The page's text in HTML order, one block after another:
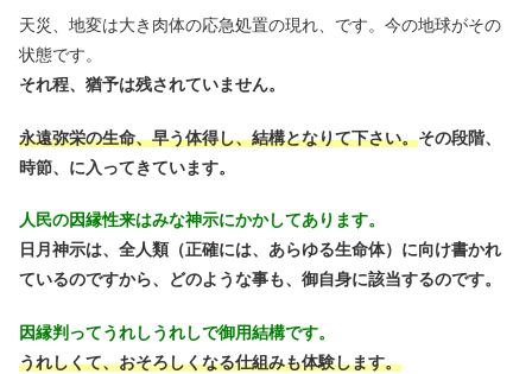
天災、地変は大き肉体の応急処置の現れ、です。今の地球がその
状態です。
それ程、猶予は残されていません。
永遠弥栄の生命、早う体得し、結構となりて下さい。その段階、
時節、に入ってきています。
人民の因縁性来はみな神示にかかしてあります。
日月神示は、全人類（正確には、あらゆる生命体）に向け書かれ
ているのですから、どのような事も、御自身に該当するのです。
因縁判ってうれしうれしで御用結構です。
うれしくて、おそろしくなる仕組みも体験します。